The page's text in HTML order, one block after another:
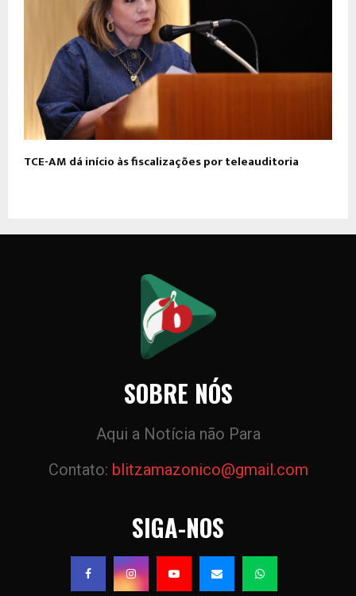
TCE-AM dá início às fiscalizações por teleauditoria
SOBRE NÓS
Aqui a Notícia não Para
Contato: blitzamazonico@gmail.com
SIGA-NOS